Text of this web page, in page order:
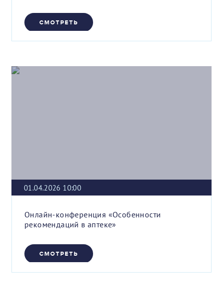
СМОТРЕТЬ
01.04.2026 10:00
Онлайн-конференция «Особенности
рекомендаций в аптеке»
СМОТРЕТЬ